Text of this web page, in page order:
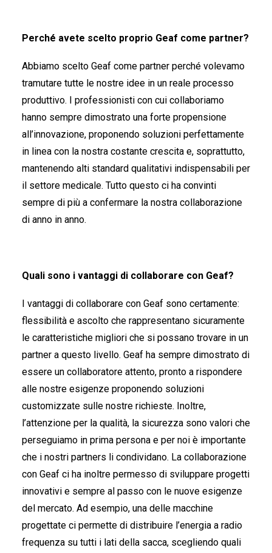
Perché avete scelto proprio Geaf come partner?
Abbiamo scelto Geaf come partner perché volevamo
tramutare tutte le nostre idee in un reale processo
produttivo. I professionisti con cui collaboriamo
hanno sempre dimostrato una forte propensione
all’innovazione, proponendo soluzioni perfettamente
in linea con la nostra costante crescita e, soprattutto,
mantenendo alti standard qualitativi indispensabili per
il settore medicale. Tutto questo ci ha convinti
sempre di più a confermare la nostra collaborazione
di anno in anno.
Quali sono i vantaggi di collaborare con Geaf?
I vantaggi di collaborare con Geaf sono certamente:
flessibilità e ascolto che rappresentano sicuramente
le caratteristiche migliori che si possano trovare in un
partner a questo livello. Geaf ha sempre dimostrato di
essere un collaboratore attento, pronto a rispondere
alle nostre esigenze proponendo soluzioni
customizzate sulle nostre richieste. Inoltre,
l’attenzione per la qualità, la sicurezza sono valori che
perseguiamo in prima persona e per noi è importante
che i nostri partners li condividano. La collaborazione
con Geaf ci ha inoltre permesso di sviluppare progetti
innovativi e sempre al passo con le nuove esigenze
del mercato. Ad esempio, una delle macchine
progettate ci permette di distribuire l’energia a radio
frequenza su tutti i lati della sacca, scegliendo quali